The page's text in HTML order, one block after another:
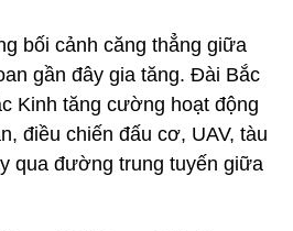
bối cảnh căng thẳng giữa
gần đây gia tăng. Đài Bắc
Kinh tăng cường hoạt động
điều chiến đấu cơ, UAV, tàu
qua đường trung tuyến giữa